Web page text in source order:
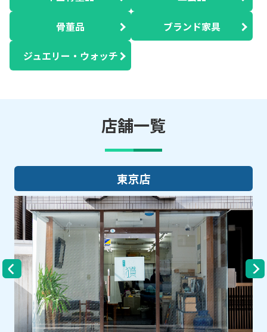
骨董品 ブランド家具
ジュエリー・ウォッチ
店舗一覧
大阪店